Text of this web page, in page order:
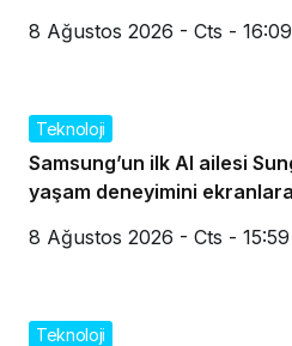
8 Ağustos 2026 - Cts - 16:09
Teknoloji
Samsung’un ilk AI ailesi
yaşam deneyimini
8 Ağustos 2026 - Cts - 15:59
Teknoloji